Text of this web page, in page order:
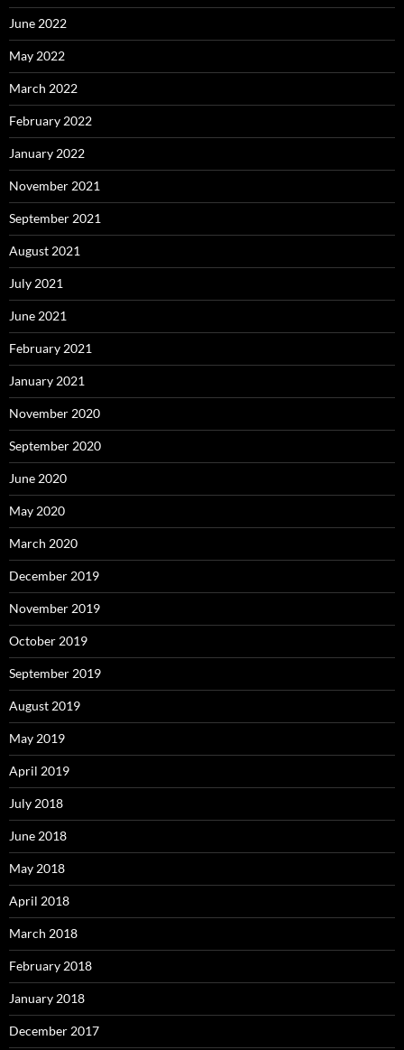
June 2022
May 2022
March 2022
February 2022
January 2022
November 2021
September 2021
August 2021
July 2021
June 2021
February 2021
January 2021
November 2020
September 2020
June 2020
May 2020
March 2020
December 2019
November 2019
October 2019
September 2019
August 2019
May 2019
April 2019
July 2018
June 2018
May 2018
April 2018
March 2018
February 2018
January 2018
December 2017